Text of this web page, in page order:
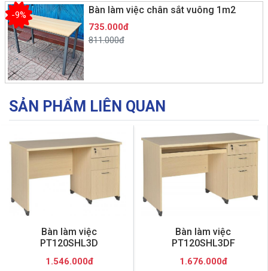
Bàn làm việc chân sắt vuông 1m2
-9%
735.000đ
811.000đ
SẢN PHẨM LIÊN QUAN
Bàn làm việc
PT120SHL3D
1.546.000đ
Bàn làm việc
PT120SHL3DF
1.676.000đ